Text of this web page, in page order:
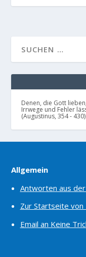
Denen, die Gott
Irrwege und Fehler
(Augustinus, 354 - 430)
Allgemein
Antworten aus
Zur Startseite von
Email an Keine